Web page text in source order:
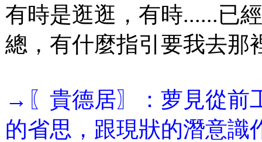
有時是逛逛，有時......已
總，有什麼指引要我去那
→〖貴德居〗：萝見從前
的省思，跟現狀的潛意識